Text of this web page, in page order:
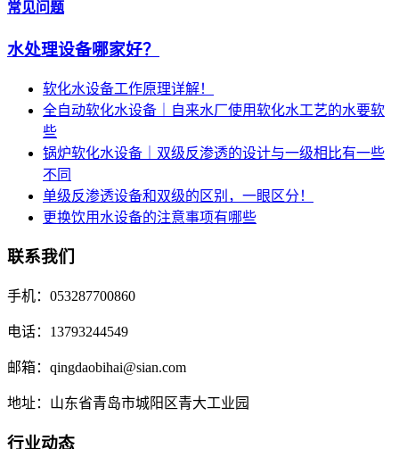
常见问题
水处理设备哪家好？
软化水设备工作原理详解！
全自动软化水设备｜自来水厂使用软化水工艺的水要软
些
锅炉软化水设备｜双级反渗透的设计与一级相比有一些
不同
单级反渗透设备和双级的区别，一眼区分！
更换饮用水设备的注意事项有哪些
联系我们
手机：053287700860
电话：13793244549
邮箱：qingdaobihai@sian.com
地址：山东省青岛市城阳区青大工业园
行业动态